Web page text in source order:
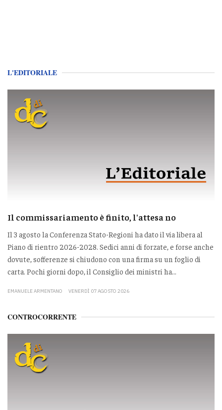
L'EDITORIALE
Il commissariamento è finito, l'attesa no
Il 3 agosto la Conferenza Stato-Regioni ha dato il via libera al
Piano di rientro 2026-2028. Sedici anni di forzate, e forse anche
dovute, sofferenze si chiudono con una firma su un foglio di
carta. Pochi giorni dopo, il Consiglio dei ministri ha...
EMANUELE ARMENTANO VENERDÌ 07 AGOSTO 2026
CONTROCORRENTE